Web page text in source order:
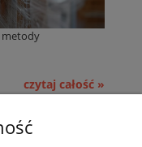
metody
czytaj całość »